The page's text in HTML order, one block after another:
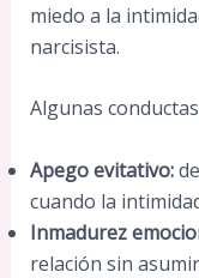
miedo a la
narcisista.
Algunas
Apego evitativo:
cuando la
Inmadurez
relación sin